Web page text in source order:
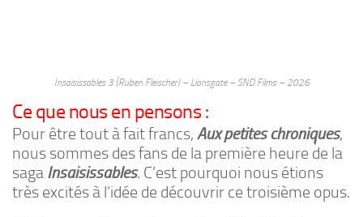
Insaisissables 3 (Ruben Fleischer) – Lionsgate – SND Films – 2026
Ce que nous en pensons :
Pour être tout à fait francs, Aux petites chroniques,
nous sommes des fans de la première heure de la
saga Insaisissables. C’est pourquoi nous étions
très excités à l’idée de découvrir ce troisième opus.